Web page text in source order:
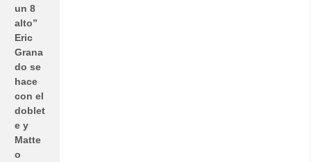
un 8
alto”
Eric
Grana
do se
hace
con el
doblet
e y
Matte
o